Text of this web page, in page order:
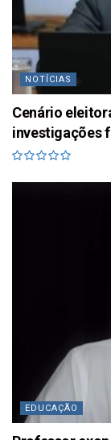
NOTÍCIAS
Cenário
investigações
EDUCAÇÃO